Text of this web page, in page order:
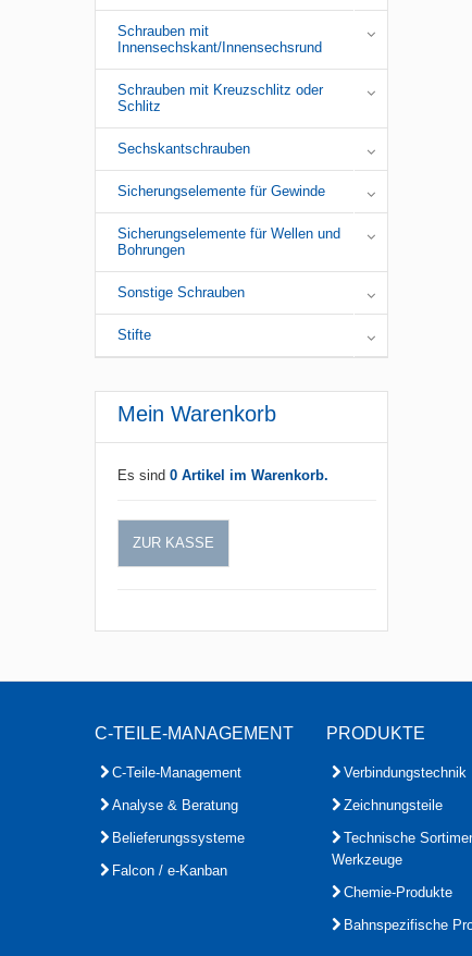
Schrauben mit
Innensechskant/Innensechsrund
Schrauben mit Kreuzschlitz oder
Schlitz
Sechskantschrauben
Sicherungselemente für Gewinde
Sicherungselemente für Wellen und
Bohrungen
Sonstige Schrauben
Stifte
Mein Warenkorb
Es sind 0 Artikel im Warenkorb.
ZUR KASSE
C-TEILE-MANAGEMENT
C-Teile-Management
Analyse & Beratung
Belieferungssysteme
Falcon / e-Kanban
PRODUKTE
Verbindungstechnik
Zeichnungsteile
Technische
Werkzeuge
Chemie-Produkte
Bahnspezifische